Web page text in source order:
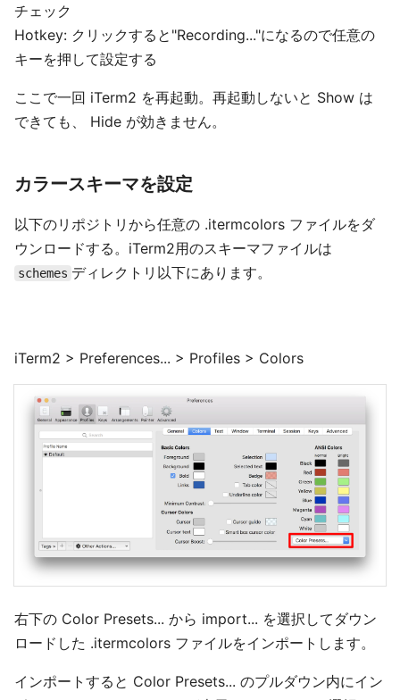
チェック
Hotkey: クリックすると"Recording..."になるので任意の
キーを押して設定する
ここで一回 iTerm2 を再起動。再起動しないと Show は
できても、 Hide が効きません。
カラースキーマを設定
以下のリポジトリから任意の .itermcolors ファイルをダ
ウンロードする。iTerm2用のスキーマファイルは
schemes ディレクトリ以下にあります。
iTerm2 > Preferences... > Profiles > Colors
右下の Color Presets... から import... を選択してダウン
ロードした .itermcolors ファイルをインポートします。
インポートすると Color Presets... のプルダウン内にイン